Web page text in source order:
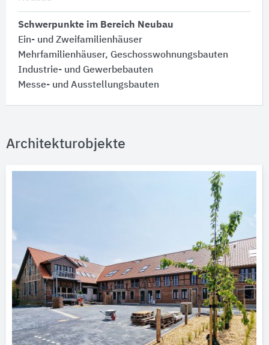
Schwerpunkte im Bereich Neubau
Ein- und Zweifamilienhäuser
Mehrfamilienhäuser, Geschosswohnungsbauten
Industrie- und Gewerbebauten
Messe- und Ausstellungsbauten
Architekturobjekte